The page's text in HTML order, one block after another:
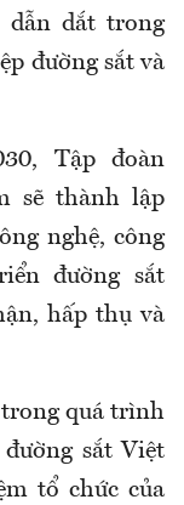
dẫn dắt trong
đường sắt và
Tập đoàn
sẽ thành lập
nghệ, công
đường sắt
hấp thụ và
quá trình
sắt Việt
tổ chức của